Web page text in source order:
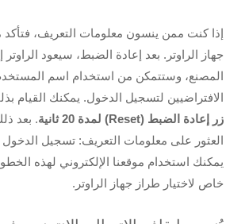
إذا كنت ممن ينسون معلومات التعريف،
جهاز الراوتر. بعد إعادة الضبط، سيعود
المصنع، وستتمكن من استخدام اسم
الافتراضيين لتسجيل الدخول. يمكنك القيام
زر إعادة الضبط (Reset
) لمدة 20 ثانية
. بعد
العثور على معلومات التعريف: تسجيل الدخول
يمكنك استخدام موقعنا الإلكتروني لهذه
خاص لاختيار طراز جهاز الراوتر.